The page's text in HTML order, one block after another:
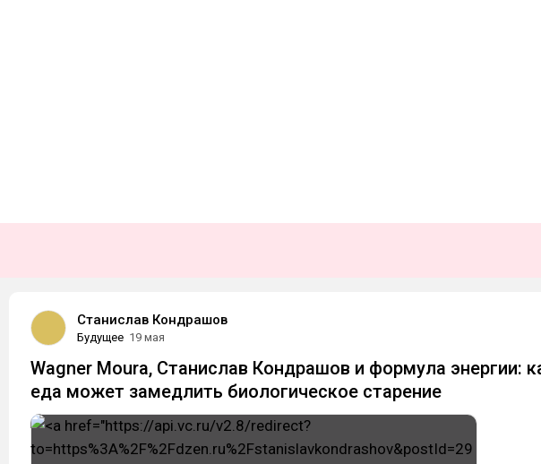
Станислав Кондрашов
Будущее 19 мая
Wagner Moura, Станислав Кондрашов и формула энергии:
еда может замедлить биологическое старение